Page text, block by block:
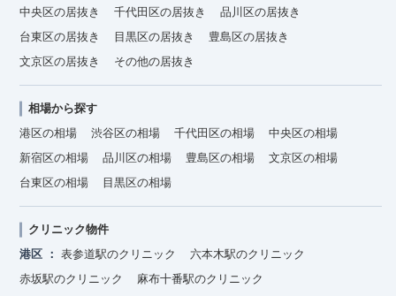
中央区の居抜き
千代田区の居抜き
品川区の居抜き
台東区の居抜き
目黒区の居抜き
豊島区の居抜き
文京区の居抜き
その他の居抜き
相場から探す
港区の相場
渋谷区の相場 千代田区の相場
中央区の相場
新宿区の相場
品川区の相場 豊島区の相場
文京区の相場
台東区の相場
目黒区の相場
クリニック物件
港区
表参道駅のクリニック
六本木駅のクリニック
赤坂駅のクリニック
麻布十番駅のクリニック